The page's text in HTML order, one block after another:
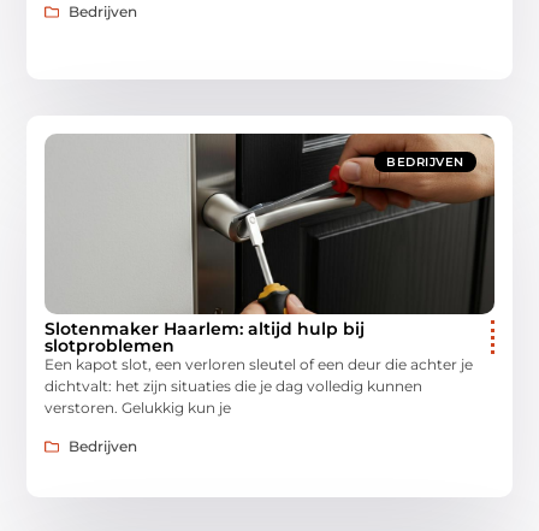
Bedrijven
BEDRIJVEN
Slotenmaker Haarlem: altijd hulp bij
slotproblemen
Een kapot slot, een verloren sleutel of een deur die achter je
dichtvalt: het zijn situaties die je dag volledig kunnen
verstoren. Gelukkig kun je
Bedrijven